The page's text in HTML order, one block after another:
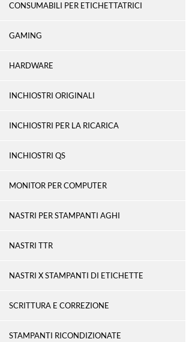
CONSUMABILI PER ETICHETTATRICI
GAMING
HARDWARE
INCHIOSTRI ORIGINALI
INCHIOSTRI PER LA RICARICA
INCHIOSTRI QS
MONITOR PER COMPUTER
NASTRI PER STAMPANTI AGHI
NASTRI TTR
NASTRI X STAMPANTI DI ETICHETTE
SCRITTURA E CORREZIONE
STAMPANTI RICONDIZIONATE